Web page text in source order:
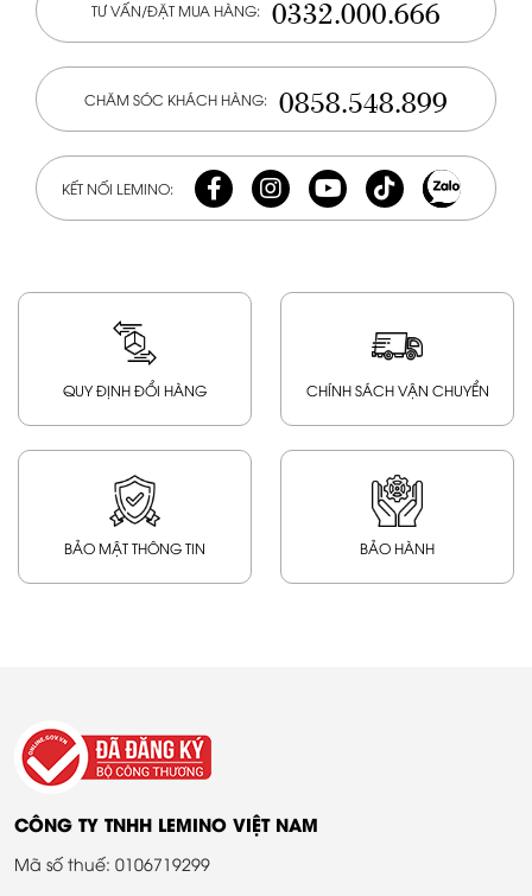
TƯ VẤN/ĐẶT MUA HÀNG: 0332.000.666
CHĂM SÓC KHÁCH HÀNG: 0858.548.899
KẾT NỐI LEMINO:
QUY ĐỊNH ĐỔI HÀNG CHÍNH SÁCH VẬN CHUYỂN
BẢO MẬT THÔNG TIN BẢO HÀNH
CÔNG TY TNHH LEMINO VIỆT NAM
Mã số thuế: 0106719299